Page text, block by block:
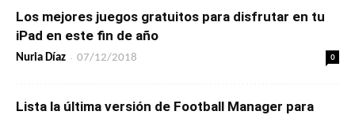
Los mejores juegos gratuitos para disfrutar en tu
iPad en este fin de año
Nuria Díaz - 07/12/2018 0
Lista la última versión de Football Manager para